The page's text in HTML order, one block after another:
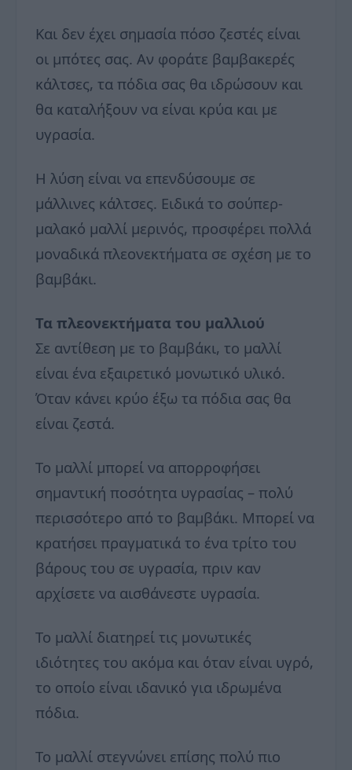
Και δεν έχει σημασία πόσο ζεστές είναι
οι μπότες σας. Αν φοράτε βαμβακερές
κάλτσες, τα πόδια σας θα ιδρώσουν και
θα καταλήξουν να είναι κρύα και με
υγρασία.
Η λύση είναι να επενδύσουμε σε
μάλλινες κάλτσες. Ειδικά το σούπερ-
μαλακό μαλλί μερινός, προσφέρει πολλά
μοναδικά πλεονεκτήματα σε σχέση με το
βαμβάκι.
Τα πλεονεκτήματα του μαλλιού
Σε αντίθεση με το βαμβάκι, το μαλλί
είναι ένα εξαιρετικό μονωτικό υλικό.
Όταν κάνει κρύο έξω τα πόδια σας θα
είναι ζεστά.
Το μαλλί μπορεί να απορροφήσει
σημαντική ποσότητα υγρασίας – πολύ
περισσότερο από το βαμβάκι. Μπορεί να
κρατήσει πραγματικά το ένα τρίτο του
βάρους του σε υγρασία, πριν καν
αρχίσετε να αισθάνεστε υγρασία.
Το μαλλί διατηρεί τις μονωτικές
ιδιότητες του ακόμα και όταν είναι υγρό,
το οποίο είναι ιδανικό για ιδρωμένα
πόδια.
Το μαλλί στεγνώνει επίσης πολύ πιο